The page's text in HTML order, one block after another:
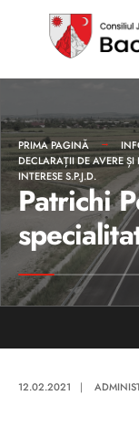
PRIMA PAGINĂ
DECLARAȚII DE AVERE ȘI
INTERESE S.P.J.D.
Patrichi
12.02.2021 |